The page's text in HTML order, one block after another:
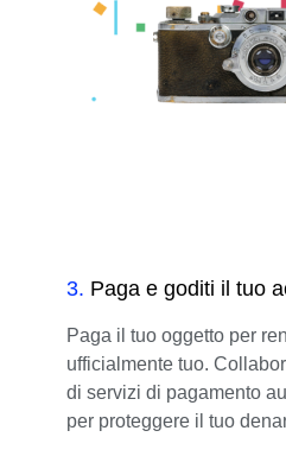
3. Paga e goditi il tuo
Paga il tuo oggetto per
ufficialmente tuo.
di servizi di pagamento
per proteggere il tuo